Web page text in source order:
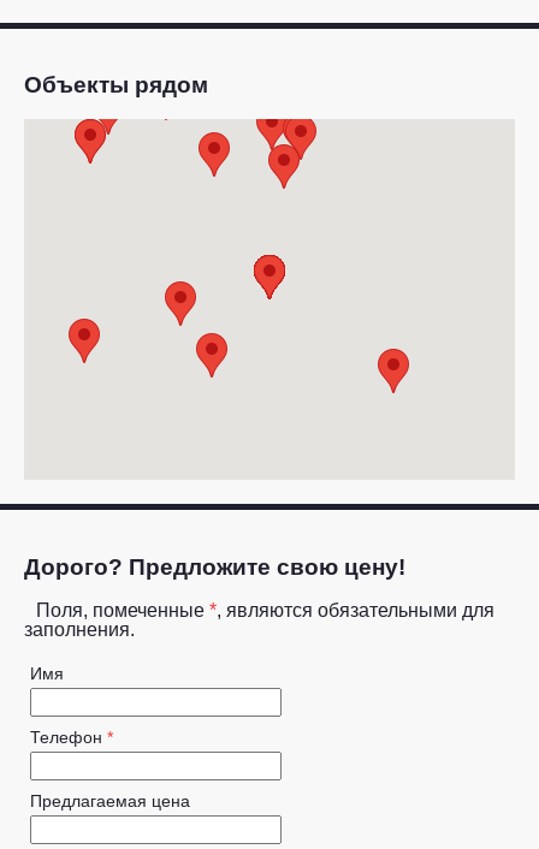
Объекты рядом
Дорого? Предложите свою цену!
Поля, помеченные *, являются обязательными для
заполнения.
Имя
Телефон *
Предлагаемая цена